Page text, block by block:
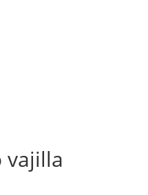
vajilla